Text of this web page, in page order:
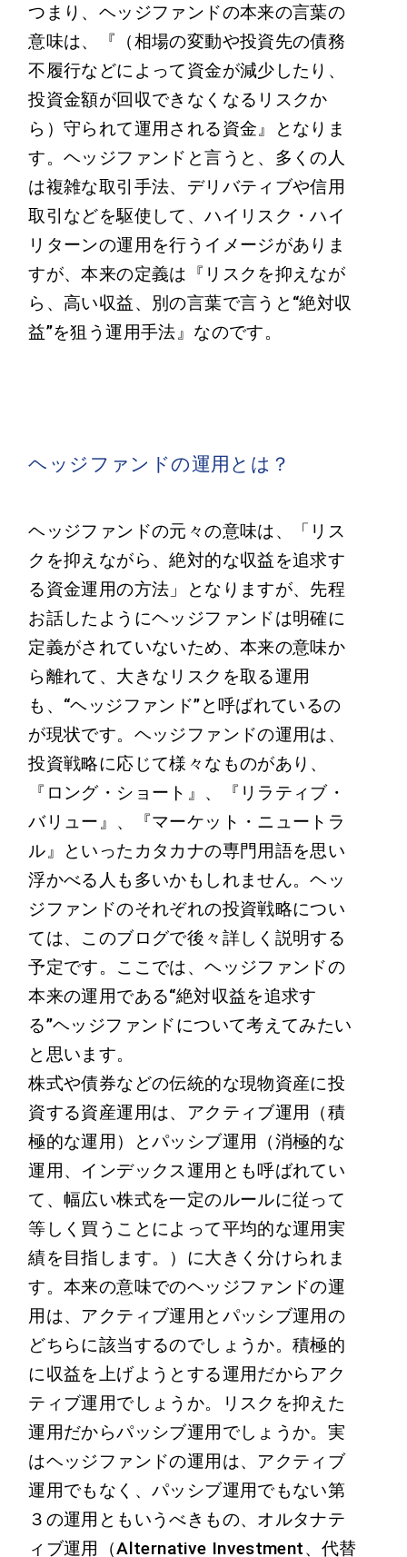
つまり、ヘッジファンドの本来の言葉の
意味は、『（相場の変動や投資先の債務
不履行などによって資金が減少したり、
投資金額が回収できなくなるリスクか
ら）守られて運用される資金』となりま
す。ヘッジファンドと言うと、多くの人
は複雑な取引手法、デリバティブや信用
取引などを駆使して、ハイリスク・ハイ
リターンの運用を行うイメージがありま
すが、本来の定義は『リスクを抑えなが
ら、高い収益、別の言葉で言うと“絶対収
益”を狙う運用手法』なのです。
ヘッジファンドの運用とは？
ヘッジファンドの元々の意味は、「リス
クを抑えながら、絶対的な収益を追求す
る資金運用の方法」となりますが、先程
お話したようにヘッジファンドは明確に
定義がされていないため、本来の意味か
ら離れて、大きなリスクを取る運用
も、“ヘッジファンド”と呼ばれているの
が現状です。ヘッジファンドの運用は、
投資戦略に応じて様々なものがあり、
『ロング・ショート』、『リラティブ・
バリュー』、『マーケット・ニュートラ
ル』といったカタカナの専門用語を思い
浮かべる人も多いかもしれません。ヘッ
ジファンドのそれぞれの投資戦略につい
ては、このブログで後々詳しく説明する
予定です。ここでは、ヘッジファンドの
本来の運用である“絶対収益を追求す
る”ヘッジファンドについて考えてみたい
と思います。
株式や債券などの伝統的な現物資産に投
資する資産運用は、アクティブ運用（積
極的な運用）とパッシブ運用（消極的な
運用、インデックス運用とも呼ばれてい
て、幅広い株式を一定のルールに従って
等しく買うことによって平均的な運用実
績を目指します。）に大きく分けられま
す。本来の意味でのヘッジファンドの運
用は、アクティブ運用とパッシブ運用の
どちらに該当するのでしょうか。積極的
に収益を上げようとする運用だからアク
ティブ運用でしょうか。リスクを抑えた
運用だからパッシブ運用でしょうか。実
はヘッジファンドの運用は、アクティブ
運用でもなく、パッシブ運用でもない第
３の運用ともいうべきもの、オルタナテ
ィブ運用（Alternative Investment、代替